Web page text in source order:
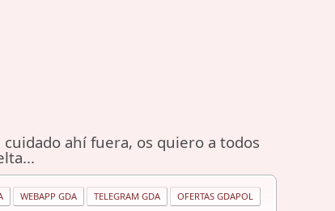
cuidado ahí fuera, os quiero a todos
WEBAPP GDA TELEGRAM GDA OFERTAS GDAPOL